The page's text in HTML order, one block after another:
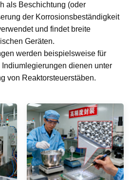
als Beschichtung (oder
der Korrosionsbeständigkeit
und findet breite
Geräten.
werden beispielsweise für
dienen unter
von Reaktorsteuerstäben.